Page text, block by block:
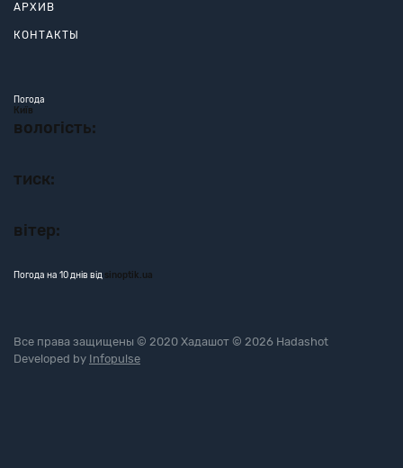
АРХИВ
КОНТАКТЫ
Погода
Київ
вологість:
тиск:
вітер:
Погода на 10 днів від sinoptik.ua
Все права защищены © 2020 Хадашот © 2026 Hadashot
Developed by Infopulse